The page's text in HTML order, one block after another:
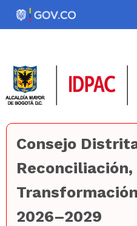
Pasar
Noticias Iniciativas
Consejo
Reconciliación,
2026–2029